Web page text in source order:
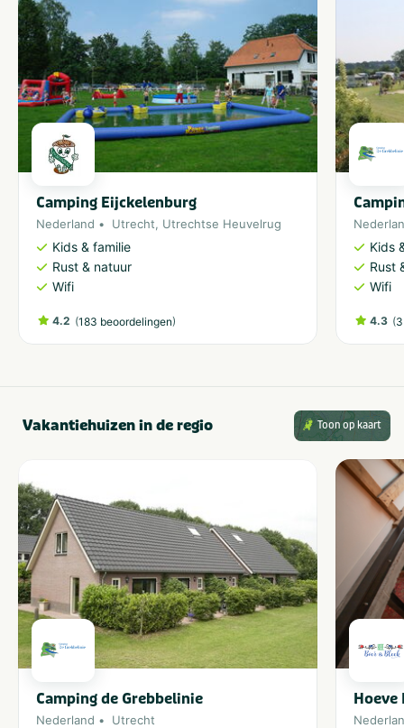
Camping Eijckelenburg
Nederland Utrecht, Utrechtse Heuvelrug
Kids & familie
Rust & natuur
Wifi
4.2 (183 beoordelingen)
Kids
Rust
Wifi
4.3 (
Vakantiehuizen in de regio Toon op kaart
Camping de Grebbelinie
Nederland Utrecht
Hoeve